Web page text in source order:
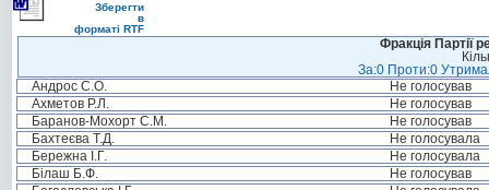
Зберегти
в
форматі RTF
Фракція Партії
За:0 Проти:0
Андрос С.О.
Не голосував
Ахметов Р.Л.
Не голосував
Баранов-Мохорт С.М.
Не голосував
Бахтеєва Т.Д.
Не голосувала
Бережна І.Г.
Не голосувала
Білаш Б.Ф.
Не голосував